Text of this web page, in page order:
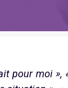
pour moi